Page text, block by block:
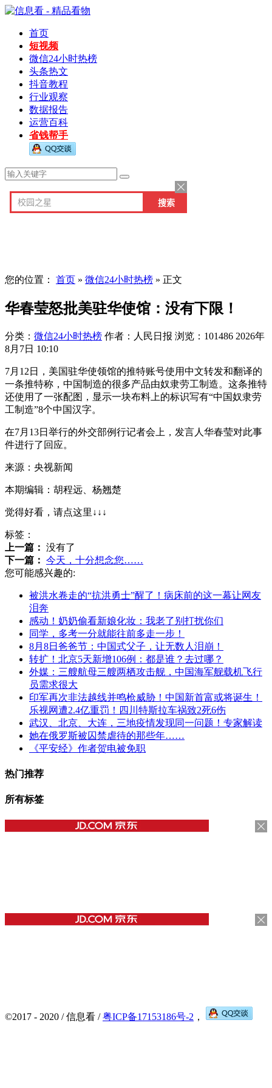
首页
短视频
微信24小时热榜
头条热文
抖音教程
行业观察
数据报告
运营百科
省钱帮手
您的位置： 首页 » 微信24小时热榜 » 正文
华春莹怒批美驻华使馆：没有下限！
分类： 微信24小时热榜 作者：人民日报 浏览：101486 2026年
8月7日 10:10
7月12日，美国驻华使领馆的推特账号使用中文转发和翻译的
一条推特称，中国制造的很多产品由奴隶劳工制造。这条推特
还使用了一张配图，显示一块布料上的标识写有“中国奴隶劳
工制造”8个中国汉字。
在7月13日举行的外交部例行记者会上，发言人华春莹对此事
件进行了回应。
来源：央视新闻
本期编辑：胡程远、杨翘楚
觉得好看，请点这里↓↓↓
标签：
上一篇： 没有了
下一篇： 今天，十分想念您……
您可能感兴趣的:
被洪水卷走的“抗洪勇士”醒了！病床前的这一幕让网友
泪奔
感动！奶奶偷看新娘化妆：我老了别打扰你们
同学，多考一分就能往前多走一步！
8月8日爸爸节：中国式父子，让无数人泪崩！
转扩！北京5天新增106例：都是谁？去过哪？
外媒：三艘航母三艘两栖攻击舰，中国海军舰载机飞行
员需求很大
印军再次非法越线并鸣枪威胁！中国新首富或将诞生！
乐视网遭2.4亿重罚！四川特斯拉车祸致2死6伤
武汉、北京、大连，三地疫情发现同一问题！专家解读
她在俄罗斯被囚禁虐待的那些年……
《平安经》作者贺电被免职
热门推荐
所有标签
©2017 - 2020 / 信息看 /粤ICP备17153186号-2 ，